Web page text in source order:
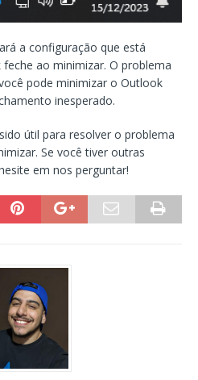
a configuração que está
ao minimizar. O problema
pode minimizar o Outlook
inesperado.
útil para resolver o problema
Se você tiver outras
em nos perguntar!